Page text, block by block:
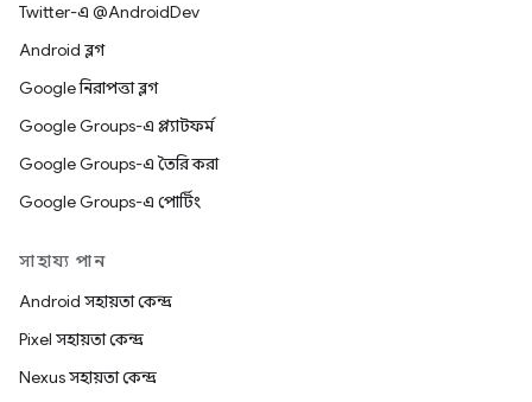
Twitter-এ @AndroidDev
Android ব্লগ
Google নিরাপত্তা ব্লগ
Google Groups-এ প্ল্যাটফর্ম
Google Groups-এ তৈরি করা
Google Groups-এ পোর্টিং
সাহায্য পান
Android সহায়তা কেন্দ্র
Pixel সহায়তা কেন্দ্র
Nexus সহায়তা কেন্দ্র